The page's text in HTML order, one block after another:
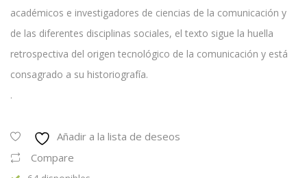
académicos e investigadores de ciencias de la comunicación y
de las diferentes disciplinas sociales, el texto sigue la huella
retrospectiva del origen tecnológico de la comunicación y está
consagrado a su historiografía.
.
Añadir a la lista de deseos
Compare